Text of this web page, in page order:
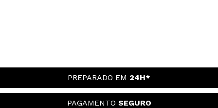
PREPARADO EM 24H*
PAGAMENTO SEGURO